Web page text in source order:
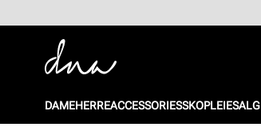
DAMEHERREACCESSORIESSKOPLEIESALG